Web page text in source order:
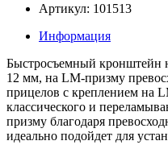
Артикул: 101513
Информация
Быстросъемный кронштейн
12 мм, на LM-призму
прицелов с креплением на
классического и
призму благодаря
идеально подойдет для